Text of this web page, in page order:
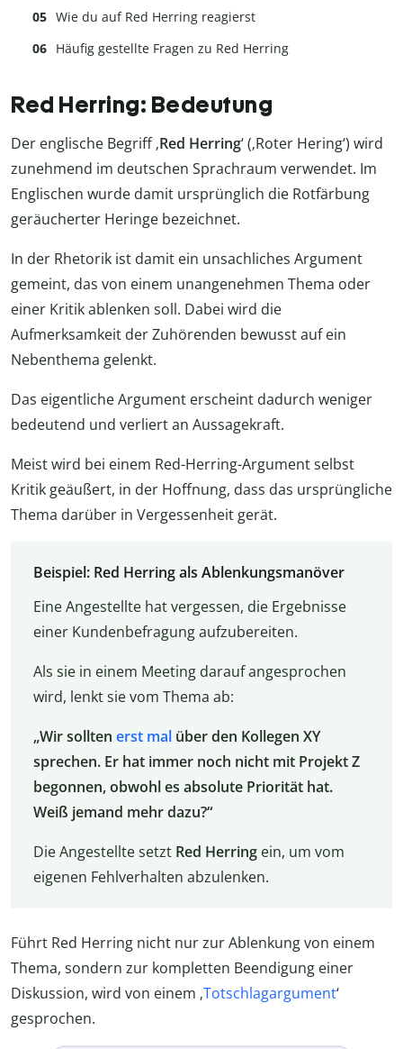
Wie du auf Red Herring reagierst
Häufig gestellte Fragen zu Red Herring
Red Herring: Bedeutung
Der englische Begriff ‚Red Herring‘ (‚Roter Hering‘) wird
zunehmend im deutschen Sprachraum verwendet. Im
Englischen wurde damit ursprünglich die Rotfärbung
geräucherter Heringe bezeichnet.
In der Rhetorik ist damit ein unsachliches Argument
gemeint, das von einem unangenehmen Thema oder
einer Kritik ablenken soll. Dabei wird die
Aufmerksamkeit der Zuhörenden bewusst auf ein
Nebenthema gelenkt.
Das eigentliche Argument erscheint dadurch weniger
bedeutend und verliert an Aussagekraft.
Meist wird bei einem Red-Herring-Argument selbst
Kritik geäußert, in der Hoffnung, dass das ursprüngliche
Thema darüber in Vergessenheit gerät.
Beispiel: Red Herring als Ablenkungsmanöver
Eine Angestellte hat vergessen, die Ergebnisse
einer Kundenbefragung aufzubereiten.
Als sie in einem Meeting darauf angesprochen
wird, lenkt sie vom Thema ab:
„Wir sollten erst malüber den Kollegen XY
sprechen. Er hat immer noch nicht mit Projekt Z
begonnen, obwohl es absolute Priorität hat.
Weiß jemand mehr dazu?“
Die Angestellte setzt Red Herringein, um vom
eigenen Fehlverhalten abzulenken.
Führt Red Herring nicht nur zur Ablenkung von einem
Thema, sondern zur kompletten Beendigung einer
Diskussion, wird von einem ‚Totschlagargument‘
gesprochen.